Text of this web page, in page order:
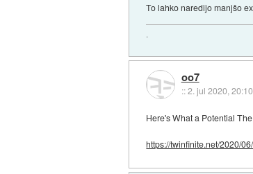
To lahko naredijo manjšo
.
oo7
::2. jul 2020, 20:10
Here's What a Potential
https://twinfinite.net/2020/